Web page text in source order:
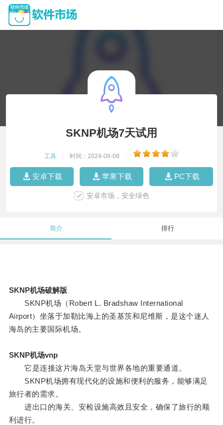
SKNP机场7天试用
工具 时间：2024-08-08
安卓下载 苹果下载 PC下载
安卓市场，安全绿色
简介 排行
SKNP机场破解版
SKNP机场（Robert L. Bradshaw International
Airport）坐落于加勒比海上的圣基茨和尼维斯，是这个迷人
海岛的主要国际机场。
SKNP机场vnp
它是连接这片海岛天堂与世界各地的重要通道。
SKNP机场拥有现代化的设施和便利的服务，能够满足
旅行者的需求。
进出口的海关、安检设施高效且安全，确保了旅行的顺
利进行。